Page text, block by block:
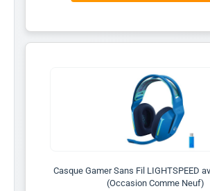
Casque Gamer Sans Fil LIGHTSPEED
(Occasion Comme Neuf)